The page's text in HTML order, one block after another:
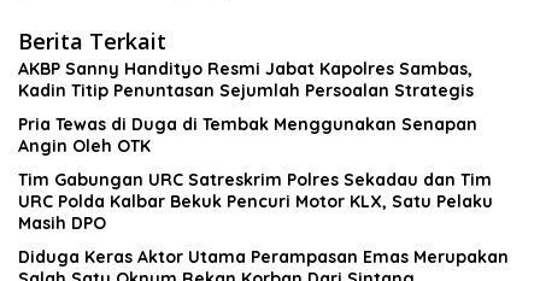
Berita Terkait
AKBP Sanny Handityo Resmi Jabat Kapolres Sambas,
Kadin Titip Penuntasan Sejumlah Persoalan Strategis
Pria Tewas di Duga di Tembak Menggunakan Senapan
Angin Oleh OTK
Tim Gabungan URC Satreskrim Polres Sekadau dan Tim
URC Polda Kalbar Bekuk Pencuri Motor KLX, Satu Pelaku
Masih DPO
Diduga Keras Aktor Utama Perampasan Emas Merupakan